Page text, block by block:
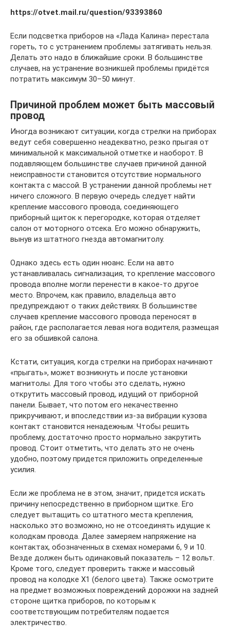
https://otvet.mail.ru/question/93393860
Если подсветка приборов на «Лада Калина» перестала
гореть, то с устранением проблемы затягивать нельзя.
Делать это надо в ближайшие сроки. В большинстве
случаев, на устранение возникшей проблемы придётся
потратить максимум 30–50 минут.
Причиной проблем может быть массовый
провод
Иногда возникают ситуации, когда стрелки на приборах
ведут себя совершенно неадекватно, резко прыгая от
минимальной к максимальной отметке и наоборот. В
подавляющем большинстве случаев причиной данной
неисправности становится отсутствие нормального
контакта с массой. В устранении данной проблемы нет
ничего сложного. В первую очередь следует найти
крепление массового провода, соединяющего
приборный щиток к перегородке, которая отделяет
салон от моторного отсека. Его можно обнаружить,
вынув из штатного гнезда автомагнитолу.
Однако здесь есть один нюанс. Если на авто
устанавливалась сигнализация, то крепление массового
провода вполне могли перенести в какое-то другое
место. Впрочем, как правило, владельца авто
предупреждают о таких действиях. В большинстве
случаев крепление массового провода переносят в
район, где располагается левая нога водителя, размещая
его за обшивкой салона.
Кстати, ситуация, когда стрелки на приборах начинают
«прыгать», может возникнуть и после установки
магнитолы. Для того чтобы это сделать, нужно
открутить массовый провод, идущий от приборной
панели. Бывает, что потом его некачественно
прикручивают, и впоследствии из-за вибрации кузова
контакт становится ненадежным. Чтобы решить
проблему, достаточно просто нормально закрутить
провод. Стоит отметить, что делать это не очень
удобно, поэтому придется приложить определенные
усилия.
Если же проблема не в этом, значит, придется искать
причину непосредственно в приборном щитке. Его
следует вытащить со штатного места крепления,
насколько это возможно, но не отсоединять идущие к
колодкам провода. Далее замеряем напряжение на
контактах, обозначенных в схемах номерами 6, 9 и 10.
Везде должен быть одинаковый показатель – 12 вольт.
Кроме того, следует проверить также и массовый
провод на колодке Х1 (белого цвета). Также осмотрите
на предмет возможных повреждений дорожки на задней
стороне щитка приборов, по которым к
соответствующим потребителям подается
электричество.